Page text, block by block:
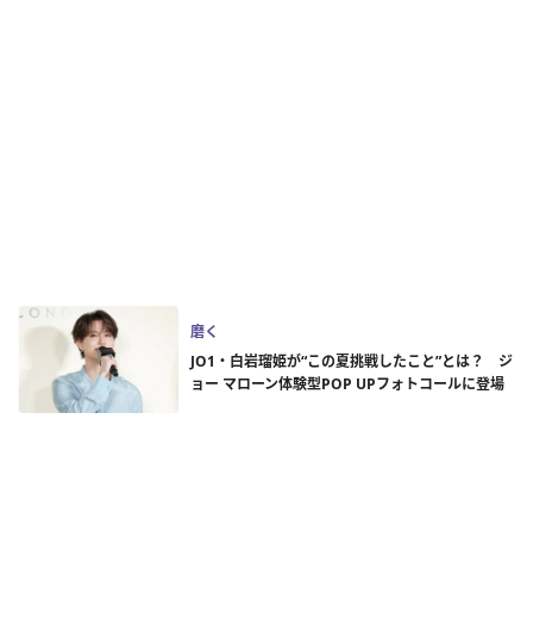
磨く
JO1・白岩瑠姫が“この夏挑戦したこと”とは？ ジ
ョー マローン体験型POP UPフォトコールに登場